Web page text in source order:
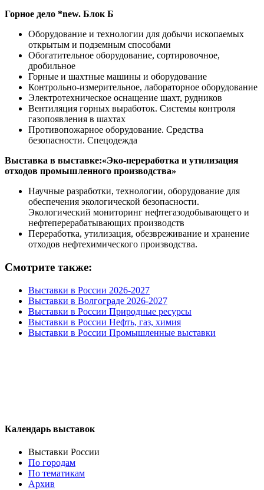
Горное дело *new. Блок Б
Оборудование и технологии для добычи ископаемых
открытым и подземным способами
Обогатительное оборудование, сортировочное,
дробильное
Горные и шахтные машины и оборудование
Контрольно-измерительное, лабораторное оборудование
Электротехническое оснащение шахт, рудников
Вентиляция горных выработок. Системы контроля
газопоявления в шахтах
Противопожарное оборудование. Средства
безопасности. Спецодежда
Выставка в выставке:«Эко-переработка и утилизация
отходов промышленного производства»
Научные разработки, технологии, оборудование для
обеспечения экологической безопасности.
Экологический мониторинг нефтегазодобывающего и
нефтеперерабатывающих производств
Переработка, утилизация, обезвреживание и хранение
отходов нефтехимического производства.
Смотрите также:
Выставки в России 2026-2027
Выставки в Волгограде 2026-2027
Выставки в России Природные ресурсы
Выставки в России Нефть, газ, химия
Выставки в России Промышленные выставки
Календарь выставок
Выставки России
По городам
По тематикам
Архив